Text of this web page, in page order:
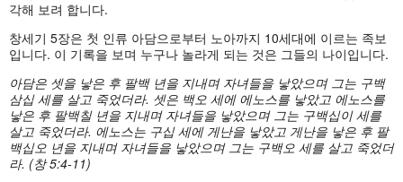
각해 보려 합니다.
창세기 5장은 첫 인류 아담으로부터 노아까지 10세대에 이르는 족보
입니다. 이 기록을 보며 누구나 놀라게 되는 것은 그들의 나이입니다.
아담은 셋을 낳은 후 팔백 년을 지내며 자녀들을 낳았으며 그는 구백
삼십 세를 살고 죽었더라. 셋은 백오 세에 에노스를 낳았고 에노스를
낳은 후 팔백칠 년을 지내며 자녀들을 낳았으며 그는 구백십이 세를
살고 죽었더라. 에노스는 구십 세에 게난을 낳았고 게난을 낳은 후 팔
백십오 년을 지내며 자녀들을 낳았으며 그는 구백오 세를 살고 죽었더
라. (창 5:4-11)